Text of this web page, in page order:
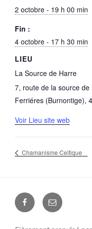
2 octobre - 19 h 00 min
Fin :
4 octobre - 17 h 30 min
LIEU
La Source de Harre
7, route de la source de
Ferriéres (Burnontige),
Voir Lieu site web
Chamanisme Celtique
Facebook
E-
mail